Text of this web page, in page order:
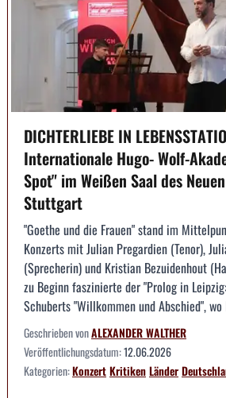
DICHTERLIEBE IN
Internationale Hugo- Wolf-
Spot" im Weißen Saal des
Stuttgart
"Goethe und die Frauen" stand im
Konzerts mit Julian Pregardien (Tenor),
(Sprecherin) und Kristian Bezuidenhout
zu Beginn faszinierte der "Prolog in
Schuberts "Willkommen und Abschied",
Geschrieben vonALEXANDER WALTHER
Veröffentlichungsdatum:12.06.2026
Kategorien:KonzertKritikenLänder